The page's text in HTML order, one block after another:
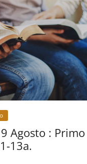
messaggio di pace e
2026, i giovani
70 anni dopo istituita
per le vittime sul lavoro
Saudita, Turchia e
alleanza militare in Medio
Agosto :
13a.